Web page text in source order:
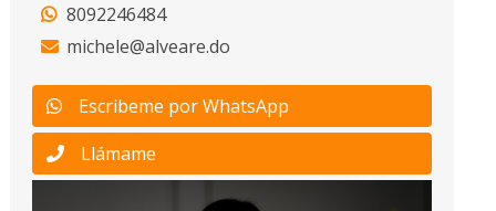
8092246484
michele@alveare.do
Escribeme por WhatsApp
Llámame